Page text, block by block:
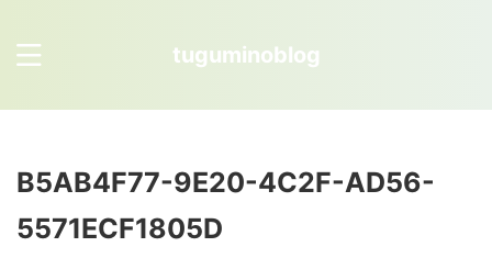
tuguminoblog
B5AB4F77-9E20-4C2F-AD56-
5571ECF1805D